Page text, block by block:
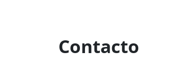
Contacto